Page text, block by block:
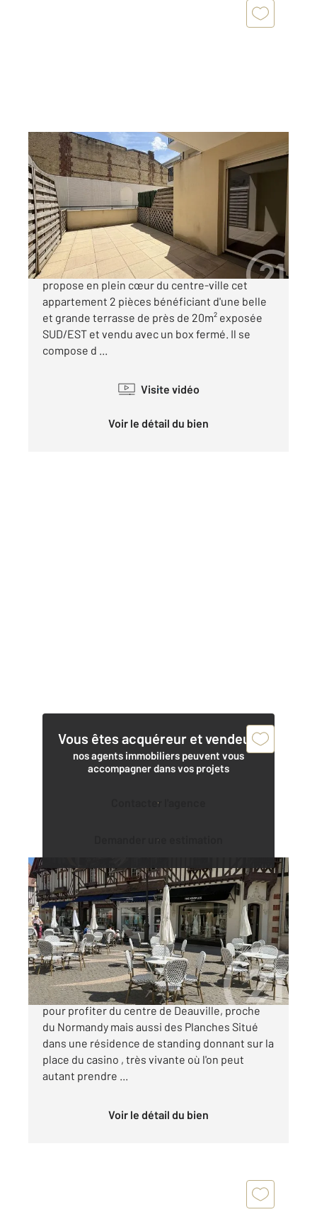
DEAUVILLE 14
43,48 m2, 2 pièces
Ref : 5570
Appartement F2 à vendre
410 000 €
Votre agence CENTURY 21 DEAUVILLE vous
propose en plein cœur du centre-ville cet
appartement 2 pièces bénéficiant d'une belle
et grande terrasse de près de 20m² exposée
SUD/EST et vendu avec un box fermé. Il se
compose d ...
Visite vidéo
Voir le détail du bien
Vous êtes acquéreur et vendeur,
nos agents immobiliers peuvent vous
accompagner dans vos projets
Contacter l'agence
Demander une estimation
DEAUVILLE 14
52,16 m2, 3 pièces
Ref : 5494
Appartement F3 à vendre
450 000 €
A Deauville, carré d'or Emplacement privilégié
pour profiter du centre de Deauville, proche
du Normandy mais aussi des Planches Situé
dans une résidence de standing donnant sur la
place du casino , très vivante où l'on peut
autant prendre ...
Voir le détail du bien